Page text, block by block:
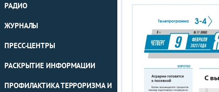
РАДИО
ЖУРНАЛЫ
ПРЕСС-ЦЕНТРЫ
РАСКРЫТИЕ ИНФОРМАЦИИ
ПРОФИЛАКТИКА ТЕРРОРИЗМА И